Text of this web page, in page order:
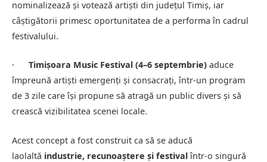
nominalizează și votează artiști din județul Timiș, iar
câștigătorii primesc oportunitatea de a performa în cadrul
festivalului.
· Timișoara Music Festival (4–6 septembrie) aduce
împreună artiști emergenți și consacrați, într-un program
de 3 zile care își propune să atragă un public divers și să
crească vizibilitatea scenei locale.
Acest concept a fost construit ca să se aducă
laolaltă industrie, recunoaștere și festivalîntr-o singură